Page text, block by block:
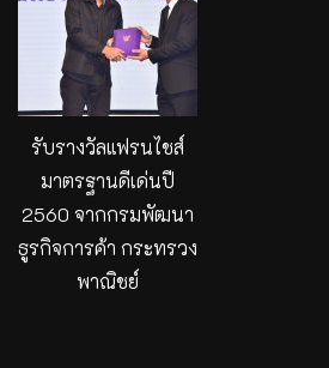
รับรางวัลแฟรนไชส์
มาตรฐานดีเด่นปี
2560 จากกรมพัฒนา
ธูรกิจการค้า กระทรวง
พาณิชย์